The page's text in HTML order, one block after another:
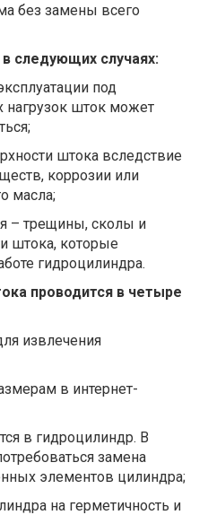
без замены всего
следующих случаях:
под
нагрузок шток может
штока вследствие
коррозии или
масла;
– трещины, сколы и
штока, которые
гидроцилиндра.
проводится в четыре
извлечения
в интернет-
в гидроцилиндр. В
замена
элементов цилиндра;
на герметичность и